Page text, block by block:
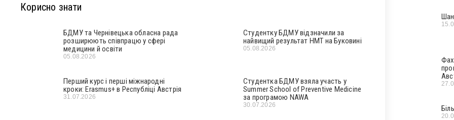
Корисно знати
БДМУ та Чернівецька обласна рада
розширюють співпрацю у сфері
медицини й освіти
05.08.2026
Студентку БДМУ відзначили за
найвищий результат НМТ на Буковині
05.08.2026
Перший курс і перші міжнародні
кроки: Erasmus+ в Республіці Австрія
31.07.2026
Студентка БДМУ взяла участь у
Summer School of Preventive Medicine
за програмою NAWA
30.07.2026